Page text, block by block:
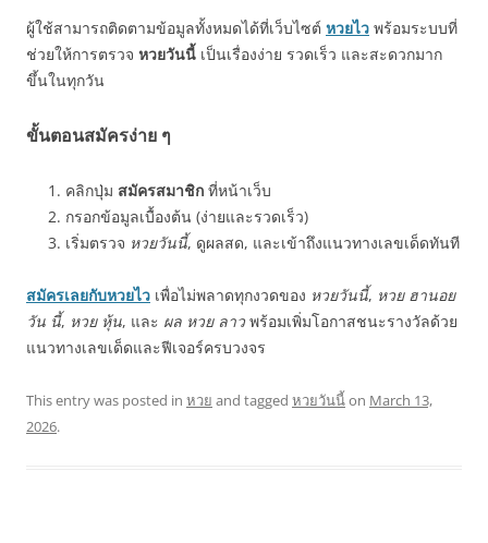
ผู้ใช้สามารถติดตามข้อมูลทั้งหมดได้ที่เว็บไซต์ หวยไว พร้อมระบบที่
ช่วยให้การตรวจ หวยวันนี้ เป็นเรื่องง่าย รวดเร็ว และสะดวกมาก
ขึ้นในทุกวัน
ขั้นตอนสมัครง่าย ๆ
คลิกปุ่ม สมัครสมาชิก ที่หน้าเว็บ
กรอกข้อมูลเบื้องต้น (ง่ายและรวดเร็ว)
เริ่มตรวจ หวยวันนี้, ดูผลสด, และเข้าถึงแนวทางเลขเด็ดทันที
สมัครเลยกับหวยไว เพื่อไม่พลาดทุกงวดของ หวยวันนี้, หวย ฮานอย
วัน นี้, หวย หุ้น, และ ผล หวย ลาว พร้อมเพิ่มโอกาสชนะรางวัลด้วย
แนวทางเลขเด็ดและฟีเจอร์ครบวงจร
This entry was posted in หวย and tagged หวยวันนี้on March 13,
2026.